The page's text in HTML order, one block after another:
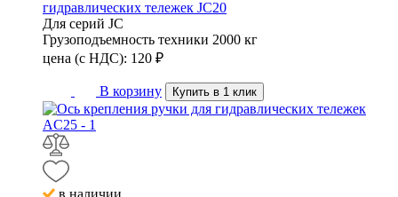
гидравлических тележек JC20
Для серий JC
Грузоподъемность техники 2000 кг
цена (с НДС): 120 ₽
В корзину Купить в 1 клик